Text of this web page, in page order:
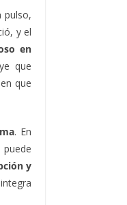
pulso,
y el
en
que
que
. En
y